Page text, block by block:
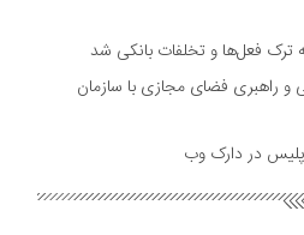
ترک فعل‌ها و تخلفات بانکی شد
راهبری فضای مجازی با سازمان